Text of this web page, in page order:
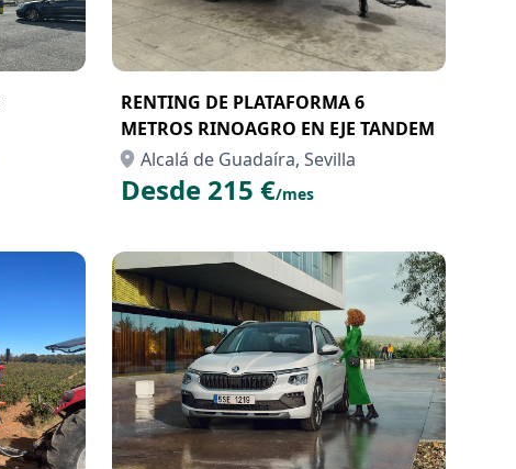
RENTING DE PLATAFORMA 6
METROS RINOAGRO EN EJE TANDEM
Alcalá de Guadaíra, Sevilla
Desde 215 €/mes